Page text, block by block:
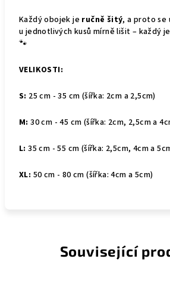
Každý obojek je ručně šitý, a proto se
u jednotlivých kusů mírně lišit – každý
🐾
VELIKOSTI:
S: 25 cm - 35 cm (šířka: 2cm a 2,5cm)
M: 30 cm - 45 cm (šířka: 2cm, 2,5cm a
L: 35 cm - 55 cm (šířka: 2,5cm, 4cm a
XL: 50 cm - 80 cm (šířka: 4cm a 5cm)
Související